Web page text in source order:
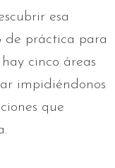
esa
de práctica para
cinco áreas
impidiéndonos
que